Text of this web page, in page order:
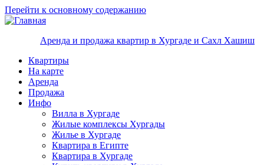
Перейти к основному содержанию
Аренда и продажа квартир в Хургаде и Сахл Хашиш
Квартиры
На карте
Аренда
Продажа
Инфо
Вилла в Хургаде
Жилые комплексы Хургады
Жилье в Хургаде
Квартира в Египте
Квартира в Хургаде